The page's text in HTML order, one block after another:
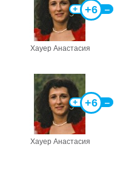
Хауер Анастасия
+6
+ ‒
Хауер Анастасия
+6
+ ‒